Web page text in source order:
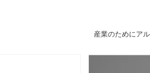
産業のためにア